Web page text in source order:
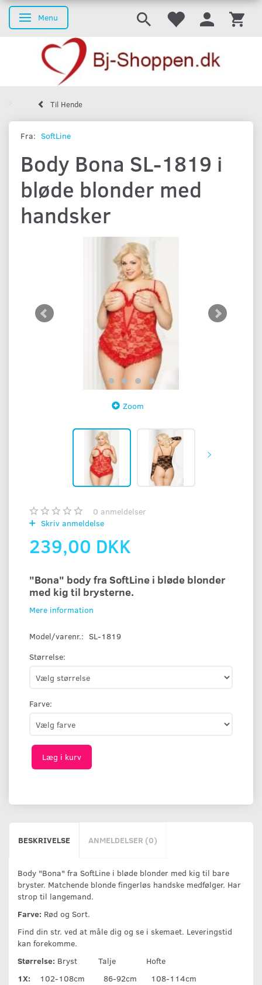
Skifte navigation
Menu
Til Hende
Fra: SoftLine
Body Bona SL-1819 i
bløde blonder med
handsker
Zoom
0 anmeldelser
Skriv anmeldelse
239,00 DKK
"Bona" body fra SoftLine i bløde blonder
med kig til brysterne.
Mere information
Model/varenr.: SL-1819
Størrelse:
Farve:
Læg i kurv
BESKRIVELSE ANMELDELSER (0)
Body "Bona" fra SoftLine i bløde blonder med kig til bare
bryster. Matchende blonde fingerløs handske medfølger. Har
strop til langemand.
Farve: Rød og Sort.
Find din str. ved at måle dig og se i skemaet. Leveringstid
kan forekomme.
Størrelse: Bryst Talje Hofte
1X: 102-108cm 86-92cm 108-114cm